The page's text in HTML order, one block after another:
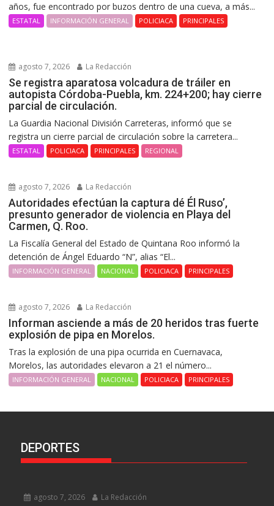
años, fue encontrado por buzos dentro de una cueva, a más...
ESTATAL INFORMACIÓN GENERAL POLICIACA PRINCIPALES
agosto 7, 2026 La Redacción
Se registra aparatosa volcadura de tráiler en
autopista Córdoba-Puebla, km. 224+200; hay cierre
parcial de circulación.
La Guardia Nacional División Carreteras, informó que se
registra un cierre parcial de circulación sobre la carretera...
ESTATAL POLICIACA PRINCIPALES REGIONAL
agosto 7, 2026 La Redacción
Autoridades efectúan la captura dé Él Ruso’,
presunto generador de violencia en Playa del
Carmen, Q. Roo.
La Fiscalía General del Estado de Quintana Roo informó la
detención de Ángel Eduardo “N”, alias “El...
INFORMACIÓN GENERAL NACIONAL POLICIACA PRINCIPALES
agosto 7, 2026 La Redacción
Informan asciende a más de 20 heridos tras fuerte
explosión de pipa en Morelos.
Tras la explosión de una pipa ocurrida en Cuernavaca,
Morelos, las autoridades elevaron a 21 el número...
INFORMACIÓN GENERAL NACIONAL POLICIACA PRINCIPALES
DEPORTES
agosto 7, 2026 La Redacción